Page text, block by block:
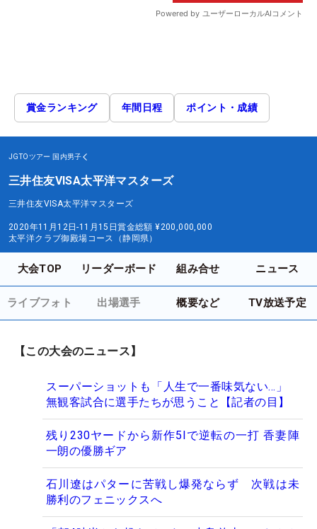
賞金ランキング 年間日程 ポイント・成績
JGTOツアー 国内男子
三井住友VISA太平洋マスターズ
三井住友VISA太平洋マスターズ
2020年11月12日-11月15日賞金総額 ¥200,000,000
太平洋クラブ御殿場コース（静岡県）
大会TOP リーダーボード 組み合せ ニュース
ライブフォト 出場選手 概要など TV放送予定
【この大会のニュース】
スーパーショットも「人生で一番味気ない…」
無観客試合に選手たちが思うこと【記者の目】
残り230ヤードから新作5Iで逆転の一打 香妻陣
一朗の優勝ギア
石川遼はパターに苦戦し爆発ならず 次戦は未
勝利のフェニックスへ